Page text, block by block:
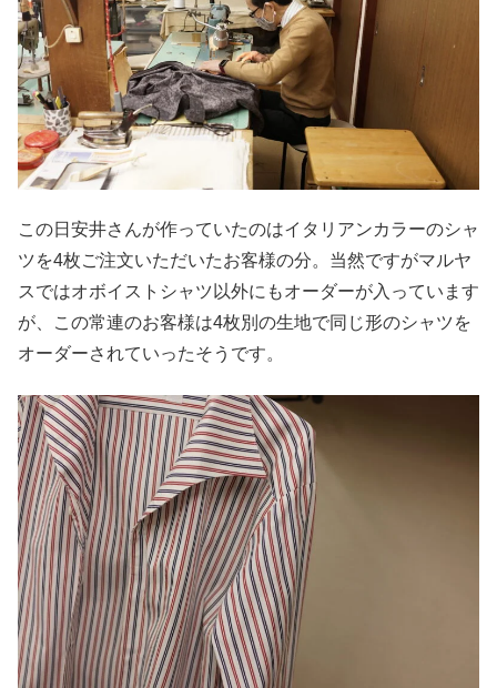
この日安井さんが作っていたのはイタリアンカラーのシャ
ツを4枚ご注文いただいたお客様の分。当然ですがマルヤ
スではオボイストシャツ以外にもオーダーが入っています
が、この常連のお客様は4枚別の生地で同じ形のシャツを
オーダーされていったそうです。